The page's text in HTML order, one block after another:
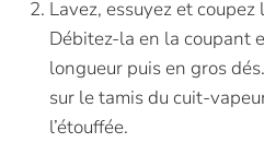
Lavez, essuyez et coupez
Débitez-la en la coupant
longueur puis en gros
sur le tamis du cuit-
l’étouffée.